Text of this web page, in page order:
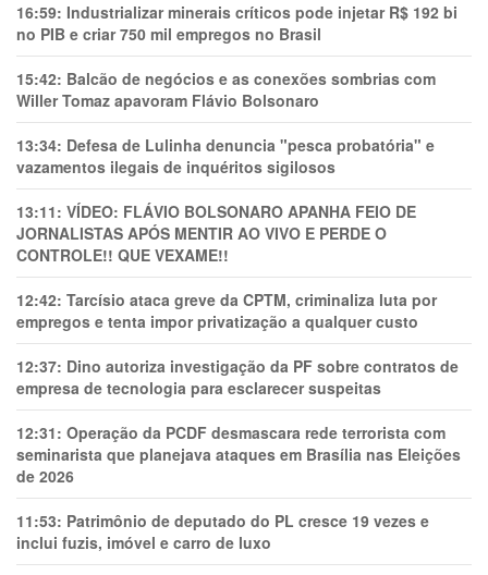
16:59: Industrializar minerais críticos pode injetar R$ 192 bi
no PIB e criar 750 mil empregos no Brasil
15:42: Balcão de negócios e as conexões sombrias com
Willer Tomaz apavoram Flávio Bolsonaro
13:34: Defesa de Lulinha denuncia "pesca probatória" e
vazamentos ilegais de inquéritos sigilosos
13:11: VÍDEO: FLÁVIO BOLSONARO APANHA FEIO DE
JORNALISTAS APÓS MENTIR AO VIVO E PERDE O
CONTROLE!! QUE VEXAME!!
12:42: Tarcísio ataca greve da CPTM, criminaliza luta por
empregos e tenta impor privatização a qualquer custo
12:37: Dino autoriza investigação da PF sobre contratos de
empresa de tecnologia para esclarecer suspeitas
12:31: Operação da PCDF desmascara rede terrorista com
seminarista que planejava ataques em Brasília nas Eleições
de 2026
11:53: Patrimônio de deputado do PL cresce 19 vezes e
inclui fuzis, imóvel e carro de luxo